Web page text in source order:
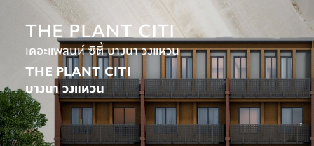
THE PLANT CITI
เดอะแพลนท์ ซิตี้ บางนา วงแหวน
THE PLANT CITI
บางนา วงแหวน